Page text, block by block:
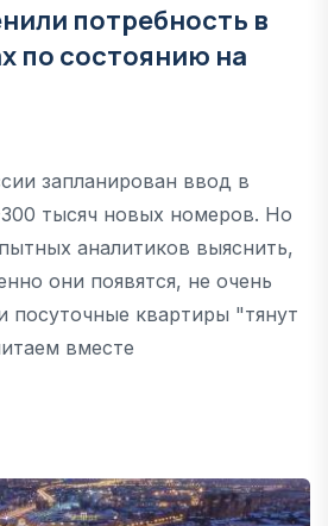
потребность в
по состоянию на
запланирован ввод в
тысяч новых номеров. Но
аналитиков выяснить,
они появятся, не очень
посуточные квартиры "тянут
вместе